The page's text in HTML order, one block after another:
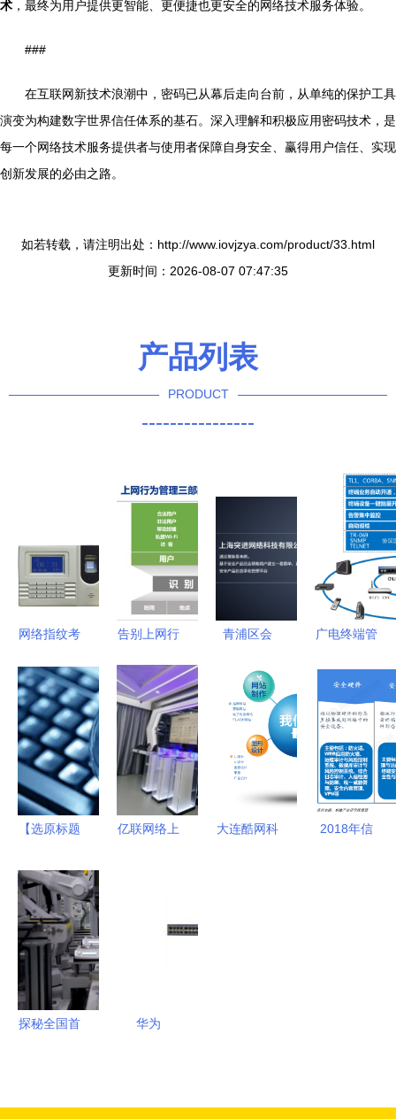
术 ，最终为用户提供更智能、更便捷也更安全的网络技术服务体验。
###
在互联网新技术浪潮中，密码已从幕后走向台前，从单纯的保护工具
演变为构建数字世界信任体系的基石。深入理解和积极应用密码技术，是
每一个网络技术服务提供者与使用者保障自身安全、赢得用户信任、实现
创新发展的必由之路。
如若转载，请注明出处：http://www.iovjzya.com/product/33.html
更新时间：2026-08-07 07:47:35
产品列表
PRODUCT
----------------
网络指纹考
解析、价格
因素与优质
厂家推荐
——聚焦生
物识别技术
与机电之家
告别上网行
代 奇安信
新一代上网
行为管理，
为企业筑牢
安全、合
规、效率三
青浦区会
询与网络技
术服务电子
渠道详情
广电终端管
火鼎力相助
网络技术服
务
【选原标题
应描述规范
要求最后修
正字限于保
障通用合理
顺利版获得
提交供解决
亿联网络上
讯技术变
新篇章
大连酷网科
2018年信
探秘全国首
华为